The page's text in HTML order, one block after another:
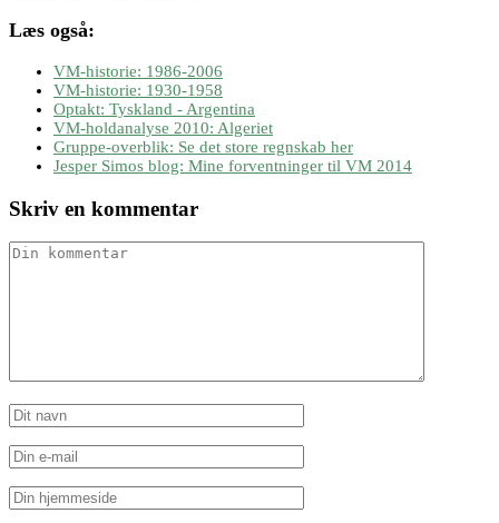
Læs også:
VM-historie: 1986-2006
VM-historie: 1930-1958
Optakt: Tyskland - Argentina
VM-holdanalyse 2010: Algeriet
Gruppe-overblik: Se det store regnskab her
Jesper Simos blog: Mine forventninger til VM 2014
Skriv en kommentar